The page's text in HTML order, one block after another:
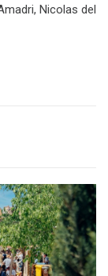
Nicolas del